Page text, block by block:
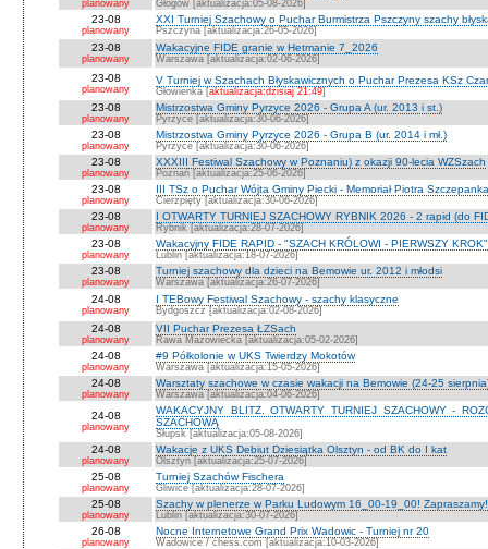
planowany Głogów [aktualizacja:05-08-2026]
23-08
planowany
XXI Turniej Szachowy o Puchar Burmistrza Pszczyny szachy
Pszczyna [aktualizacja:26-05-2026]
23-08
planowany
Wakacyjne FIDE granie w Hetmanie 7_2026
Warszawa [aktualizacja:02-06-2026]
23-08
planowany
V Turniej w Szachach Błyskawicznych o Puchar Prezesa KSz
Głowienka [aktualizacja:dzisiaj 21:49]
23-08
planowany
Mistrzostwa Gminy Pyrzyce 2026 - Grupa A (ur. 2013 i st.)
Pyrzyce [aktualizacja:30-06-2026]
23-08
planowany
Mistrzostwa Gminy Pyrzyce 2026 - Grupa B (ur. 2014 i mł.)
Pyrzyce [aktualizacja:30-06-2026]
23-08
planowany
XXXIII Festiwal Szachowy w Poznaniu) z okazji 90-lecia WZSzach
Poznań [aktualizacja:25-06-2026]
23-08
planowany
III TSz o Puchar Wójta Gminy Piecki - Memoriał Piotra
Cierzpięty [aktualizacja:30-06-2026]
23-08
planowany
I OTWARTY TURNIEJ SZACHOWY RYBNIK 2026 - 2 rapid (do
Rybnik [aktualizacja:28-07-2026]
23-08
planowany
Wakacyjny FIDE RAPID - "SZACH KRÓLOWI - PIERWSZY
Lublin [aktualizacja:18-07-2026]
23-08
planowany
Turniej szachowy dla dzieci na Bemowie ur. 2012 i młodsi
Warszawa [aktualizacja:26-07-2026]
24-08
planowany
I TEBowy Festiwal Szachowy - szachy klasyczne
Bydgoszcz [aktualizacja:02-08-2026]
24-08
planowany
VII Puchar Prezesa ŁZSach
Rawa Mazowiecka [aktualizacja:05-02-2026]
24-08
planowany
#9 Półkolonie w UKS Twierdzy Mokotów
Warszawa [aktualizacja:15-05-2026]
24-08
planowany
Warsztaty szachowe w czasie wakacji na Bemowie (24-25
Warszawa [aktualizacja:04-06-2026]
24-08
planowany
WAKACYJNY BLITZ. OTWARTY TURNIEJ SZACHOWY -
SZACHOWĄ
Słupsk [aktualizacja:05-08-2026]
24-08
planowany
Wakacje z UKS Debiut Dziesiątka Olsztyn - od BK do I kat
Olsztyn [aktualizacja:25-07-2026]
25-08
planowany
Turniej Szachów Fischera
Gliwice [aktualizacja:28-07-2026]
25-08
planowany
Szachy w plenerze w Parku Ludowym 16_00-19_00! Zapraszamy!
Lublin [aktualizacja:30-07-2026]
26-08
planowany
Nocne Internetowe Grand Prix Wadowic - Turniej nr 20
Wadowice / chess.com [aktualizacja:10-03-2026]